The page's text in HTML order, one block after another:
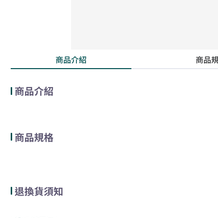
商品介紹 商品
商品介紹
商品規格
退換貨須知